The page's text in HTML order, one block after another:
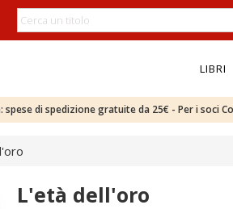
LIBRI
spese di spedizione gratuite da 25€ - Per i soci
L'età dell'oro